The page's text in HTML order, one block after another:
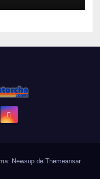
Newsup de Themeansar